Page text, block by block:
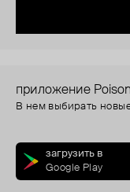
приложение
В нем выбирать
загрузить в
Google Play